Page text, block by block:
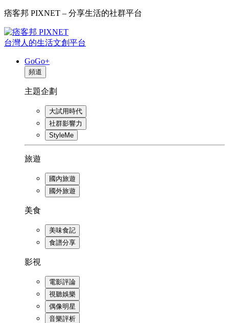
痞客邦 PIXNET – 分享生活的社群平台
台灣人的生活文創平台
GoGo+
頻道
主題企劃
大試用時代
社群影響力
StyleMe
旅遊
國內旅遊
國外旅遊
美食
美味食記
食譜分享
影視
電影評論
視聽娛樂
偶像明星
音樂評析